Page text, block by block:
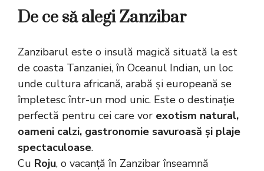
De ce să alegi Zanzibar
Zanzibarul este o insulă magică situată la est
de coasta Tanzaniei, în Oceanul Indian, un loc
unde cultura africană, arabă și europeană se
împletesc într-un mod unic. Este o destinație
perfectă pentru cei care vor exotism natural,
oameni calzi, gastronomie savuroasă și plaje
spectaculoase.
Cu Roju, o vacanță în Zanzibar înseamnă